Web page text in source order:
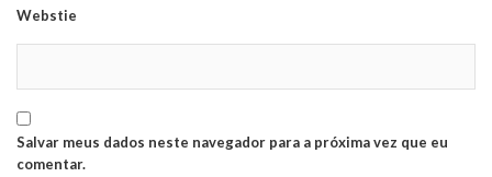
Webstie
Salvar meus dados neste navegador para a próxima vez que eu
comentar.